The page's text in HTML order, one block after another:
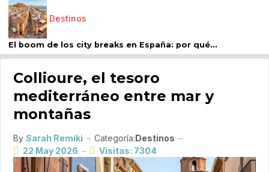
Destinos
El boom de los city breaks en España: por qué...
Collioure, el tesoro
mediterráneo entre mar y
montañas
By Sarah Remiki Categoría:Destinos
22 May 2026
Visitas: 7304